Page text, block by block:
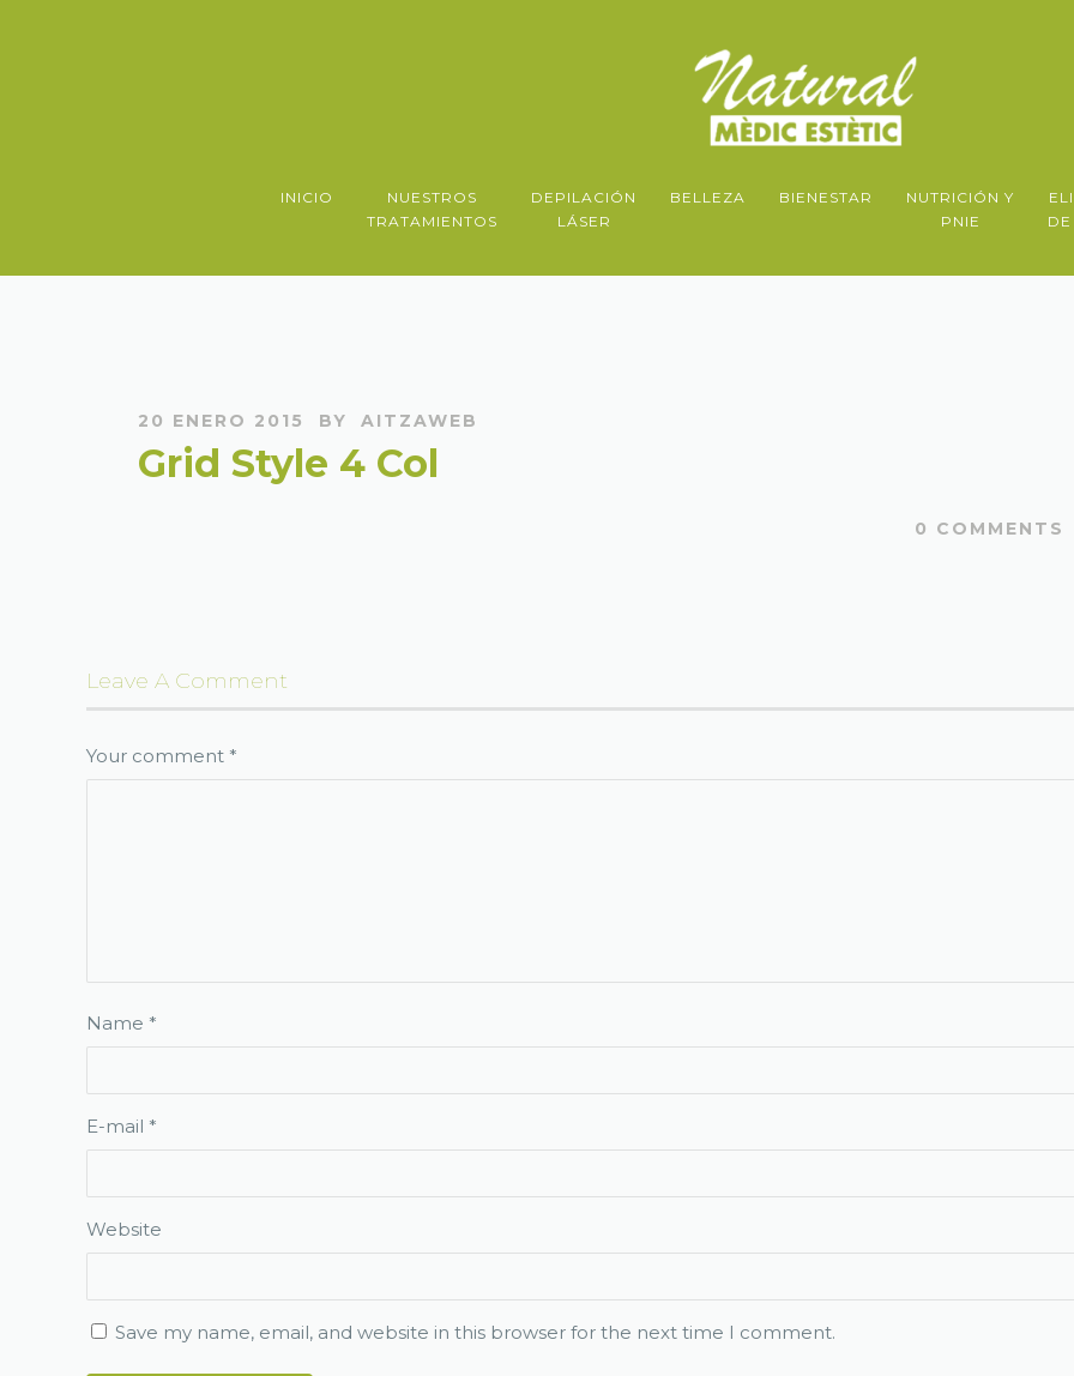
INICIO
NUESTROS
TRATAMIENTOS
DEPILACIÓN
LÁSER
BELLEZA BIENESTAR
NUTRICIÓN Y
PNIE
20 ENERO 2015 BY AITZAWEB
Grid Style 4 Col
0 COMMENTS
Leave A Comment
Your comment *
Name *
E-mail *
Website
Save my name, email, and website in this browser for the next time I comment.